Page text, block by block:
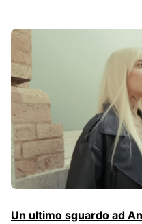
Un ultimo sguardo ad